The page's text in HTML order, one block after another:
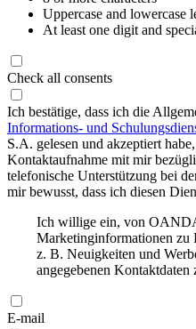
Uppercase and lowercase
At least one digit and
Check all consents
Ich bestätige, dass ich die
Informations- und
S.A. gelesen und akzeptiert
Kontaktaufnahme mit mir
telefonische Unterstützung bei
mir bewusst, dass ich diesen
Ich willige ein, von
Marketinginformationen zu
z. B. Neuigkeiten und
angegebenen Kontaktdaten
E-mail